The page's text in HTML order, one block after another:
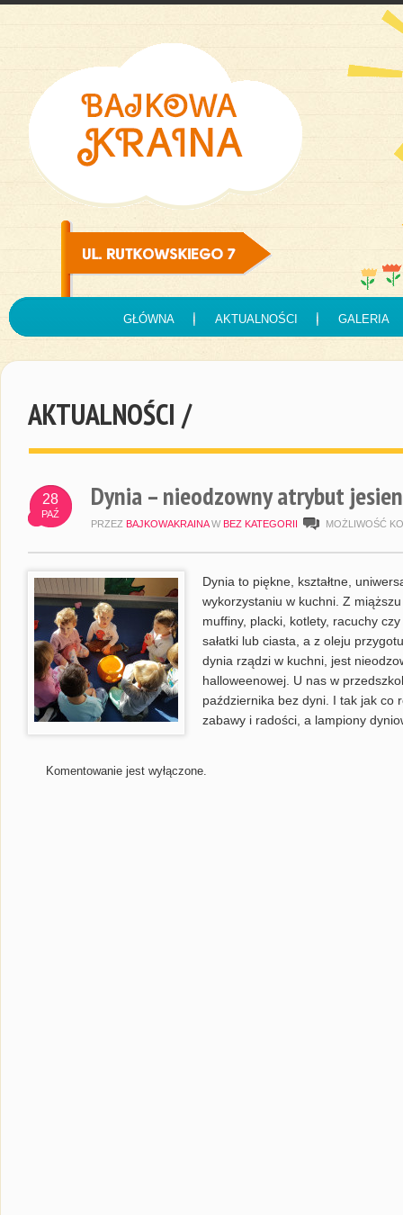
GŁÓWNA AKTUALNOŚCI GALERIA
AKTUALNOŚCI /
28
PAŹ
Dynia – nieodzowny atrybut
PRZEZ BAJKOWAKRAINA W BEZ KATEGORII MOŻLIWOŚĆ
Dynia to piękne, kształtne,
wykorzystaniu w kuchni. Z
muffiny, placki, kotlety, racuchy
sałatki lub ciasta, a z oleju
dynia rządzi w kuchni, jest
halloweenowej. U nas w
października bez dyni. I tak jak co
zabawy i radości, a lampiony
Komentowanie jest wyłączone.